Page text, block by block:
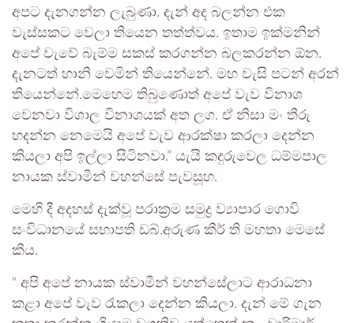
අපට දැනගන්න ලැබුණා. දැන් අද බලන්න එක
වැස්සකට වෙලා තියෙන තත්ත්වය. ඉතාම ඉක්මනින්
අපේ වැවේ බැම්ම සකස් කරගන්න බලකරන්න ඕන.
දැනටත් හානි වෙමින් තියෙන්නේ. මහ වැසි පටන් අරන්
තියෙන්නේ.මෙහෙම තිබුණොත් අපේ වැව විනාශ
වෙනවා විශාල විනාශයක් අත ලග. ඒ නිසා මං තීරු
හදන්න නෙමෙයි අපේ වැව ආරක්ෂා කරලා දෙන්න
කියලා අපි ඉල්ලා සිටිනවා.” යැයි කදුරුවෙල ධම්මපාල
නායක ස්වාමීන් වහන්සේ පැවසූහ.
මෙහි දී අදහස් දැක්වූ පරාක්‍රම සමුද්‍ර ව්‍යාපාර ගොවි
සංවිධානයේ සභාපති ඩබ්.අරුණ කීර් ති මහතා මෙසේ
කීය.
“ අපි අපේ නායක ස්වාමීන් වහන්සේලාට ආරාධනා
කළා අපේ වැව රැකලා දෙන්න කියලා. දැන් මේ ගැන